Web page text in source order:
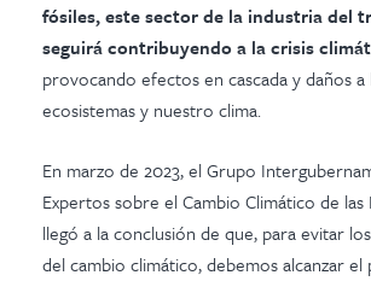
fósiles, este sector de la industria del
seguirá contribuyendo a la crisis
provocando efectos en cascada y daños a
ecosistemas y nuestro clima.
En marzo de 2023, el Grupo
Expertos sobre el Cambio Climático de las
llegó a la conclusión de que, para evitar
del cambio climático, debemos alcanzar el